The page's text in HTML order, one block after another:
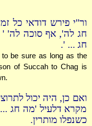
ור"י פירש דודאי כל
חג לה', אף סוכה לה'
חג ... '.
be sure as long as the
of Succah to Chag is
ואם כן, היה יכול
מקרא דלעיל 'מה חג ...
כשנפלו מותרין.